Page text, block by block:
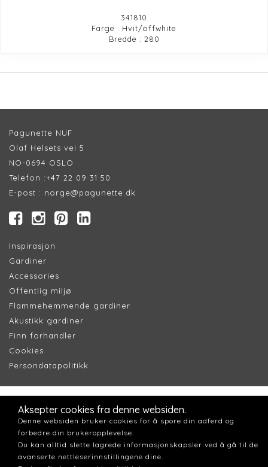
341810
Farge : Hvit/offwhite
Bredde : 280
Pagunette NUF
Olaf Helsets vei 5
NO-0694 OSLO
Telefon :+47 22 09 31 50
E-post : norge@pagunette.dk
Inspirasjon
Gardiner
Accessories
Offentlig miljø
Flammehemmende gardiner
Akustikk gardiner
Finn forhandler
Cookies
Persondatapolitikk
Aksepter cookies fra denne websiden.
Denne websiden bruker cookies for å spore din adferd og
forbedre din brukeropplevelse.
Du kan alltid slette lagrede informasjonskapsler ved å gå til de
avanserte nettleserinnstillingene dine.